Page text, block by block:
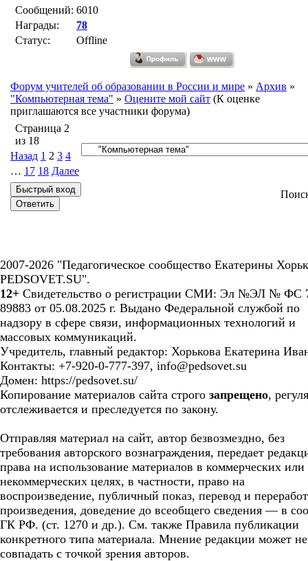
Сообщений: 6010
Награды:
78
Статус:
Offline
Форум учителей об образовании в России и мире » Архив »
"Компьютерная тема" » Оцените мой сайт (К оценке
приглашаются все участники форума)
Страница 2
из 18
Назад 1 2 3 4
… 17 18 Далее
2007-2026 "Педагогическое сообщество Екатерины
PEDSOVET.SU".
12+ Свидетельство о регистрации СМИ: Эл №ЭЛ № ФС
89883 от 05.08.2025 г. Выдано Федеральной службой по
надзору в сфере связи, информационных технологий и
массовых коммуникаций.
Учредитель, главный редактор: Хорькова Екатерина
Контакты: +7-920-0-777-397, info@pedsovet.su
Домен: https://pedsovet.su/
Копирование материалов сайта строго запрещено,
отслеживается и преследуется по закону.
Отправляя материал на сайт, автор безвозмездно, без
требования авторского вознаграждения, передает
права на использование материалов в коммерческих или
некоммерческих целях, в частности, право на
воспроизведение, публичный показ, перевод и
произведения, доведение до всеобщего сведения — в
ГК РФ. (ст. 1270 и др.). См. также Правила публикации
конкретного типа материала. Мнение редакции может не
совпадать с точкой зрения авторов.